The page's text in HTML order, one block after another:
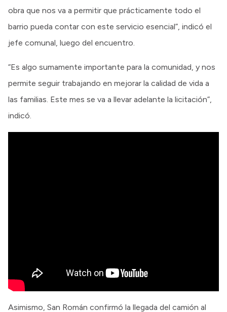
obra que nos va a permitir que prácticamente todo el
barrio pueda contar con este servicio esencial”, indicó el
jefe comunal, luego del encuentro.
“Es algo sumamente importante para la comunidad, y nos
permite seguir trabajando en mejorar la calidad de vida a
las familias. Este mes se va a llevar adelante la licitación”,
indicó.
Asimismo, San Román confirmó la llegada del camión al